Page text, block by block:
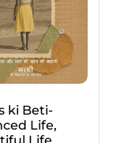
ki Beti-
Life,